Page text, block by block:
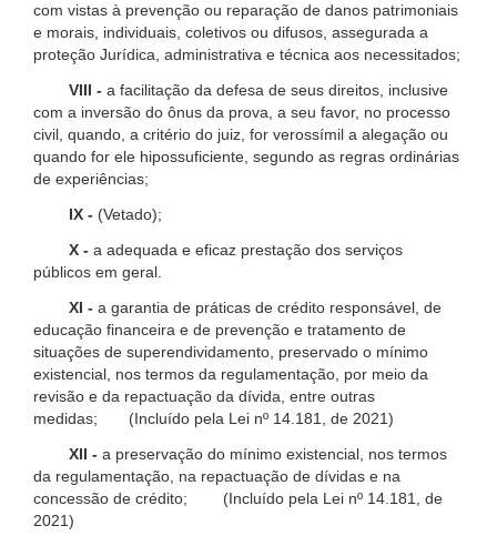
com vistas à prevenção ou reparação de danos patrimoniais
e morais, individuais, coletivos ou difusos, assegurada a
proteção Jurídica, administrativa e técnica aos necessitados;
VIII - a facilitação da defesa de seus direitos, inclusive
com a inversão do ônus da prova, a seu favor, no processo
civil, quando, a critério do juiz, for verossímil a alegação ou
quando for ele hipossuficiente, segundo as regras ordinárias
de experiências;
IX - (Vetado);
X - a adequada e eficaz prestação dos serviços
públicos em geral.
XI - a garantia de práticas de crédito responsável, de
educação financeira e de prevenção e tratamento de
situações de superendividamento, preservado o mínimo
existencial, nos termos da regulamentação, por meio da
revisão e da repactuação da dívida, entre outras
medidas; (Incluído pela Lei nº 14.181, de 2021)
XII - a preservação do mínimo existencial, nos termos
da regulamentação, na repactuação de dívidas e na
concessão de crédito; (Incluído pela Lei nº 14.181, de
2021)